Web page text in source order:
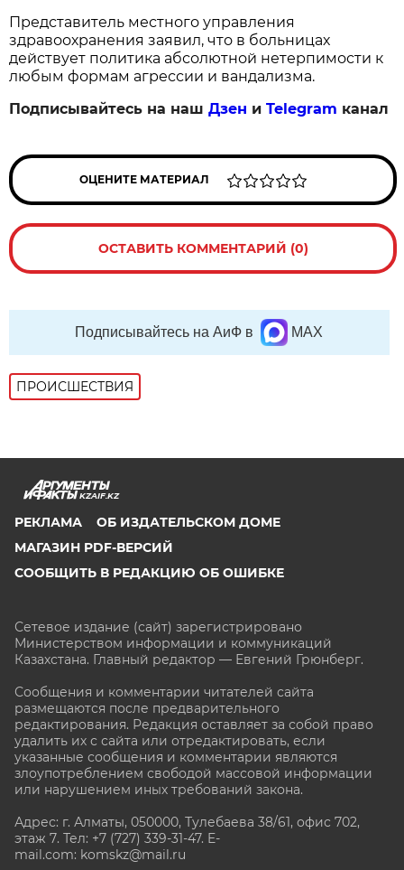
Представитель местного управления
здравоохранения заявил, что в больницах
действует политика абсолютной нетерпимости к
любым формам агрессии и вандализма.
Подписывайтесь на нашДзен иTelegram канал
ОЦЕНИТЕ МАТЕРИАЛ
ОСТАВИТЬ КОММЕНТАРИЙ (0)
Подписывайтесь на АиФ в MAX
ПРОИСШЕСТВИЯ
KZAIF.KZ
РЕКЛАМА
ОБ ИЗДАТЕЛЬСКОМ ДОМЕ
МАГАЗИН PDF-ВЕРСИЙ
СООБЩИТЬ В РЕДАКЦИЮ ОБ ОШИБКЕ
Сетевое издание (сайт) зарегистрировано
Министерством информации и коммуникаций
Казахстана. Главный редактор — Евгений Грюнберг.
Сообщения и комментарии читателей сайта
размещаются после предварительного
редактирования. Редакция оставляет за собой право
удалить их с сайта или отредактировать, если
указанные сообщения и комментарии являются
злоупотреблением свободой массовой информации
или нарушением иных требований закона.
Адрес: г. Алматы, 050000, Тулебаева 38/61, офис 702,
этаж 7. Тел: +7 (727) 339-31-47. E-
mail.com: komskz@mail.ru